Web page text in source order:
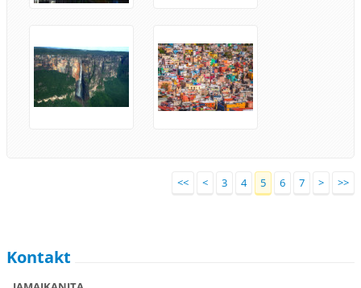
<< < 3 4 5 6 7 > >>
Kontakt